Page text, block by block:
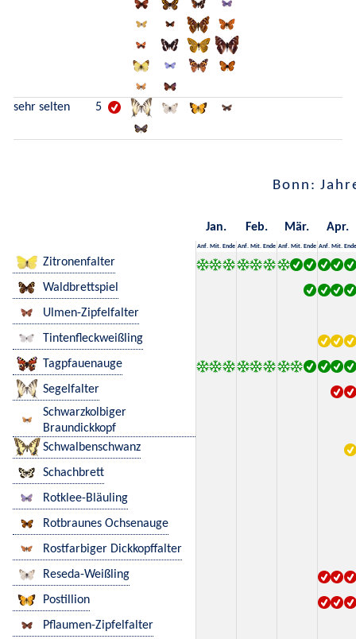
sehr selten 5
Bonn:
Jan. Feb. Mär. Apr.
Anf. Mit. Ende Anf. Mit. Ende Anf. Mit. Ende Anf. Mit. Ende
Zitronenfalter
Waldbrettspiel
Ulmen-Zipfelfalter
Tintenfleckweißling
Tagpfauenauge
Segelfalter
Schwarzkolbiger
Braundickkopf
Schwalbenschwanz
Schachbrett
Rotklee-Bläuling
Rotbraunes Ochsenauge
Rostfarbiger Dickkopffalter
Reseda-Weißling
Postillion
Pflaumen-Zipfelfalter